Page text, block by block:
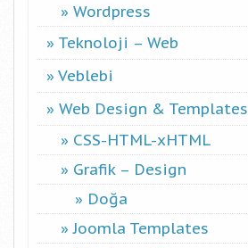
Wordpress
Teknoloji – Web
Veblebi
Web Design & Templates
CSS-HTML-xHTML
Grafik – Design
Doğa
Joomla Templates